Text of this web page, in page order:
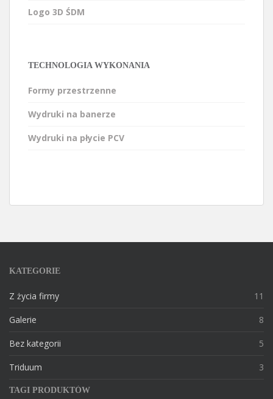
Logo 3D ŚDM
TECHNOLOGIA WYKONANIA
Formy przestrzenne
Wydruki na banerze
Wydruki na płycie PCV
KATEGORIE
Z życia firmy 11
Galerie 8
Bez kategorii 5
Triduum 3
TAGI PRODUKTÓW